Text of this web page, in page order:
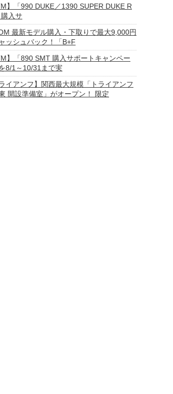
】「990 DUKE／1390 SUPER DUKE R
入サ
最新モデル購入・下取りで最大9,000円
ッシュバック！「B+F
】「890 SMT 購入サポートキャンペー
8/1～10/31まで実
ライアンフ】関西最大規模「トライアンフ
開設準備室」がオープン！ 限定